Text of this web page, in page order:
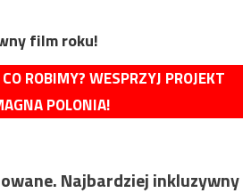
film roku!
ROBIMY? WESPRZYJ PROJEKT
POLONIA!
Najbardziej inkluzywny